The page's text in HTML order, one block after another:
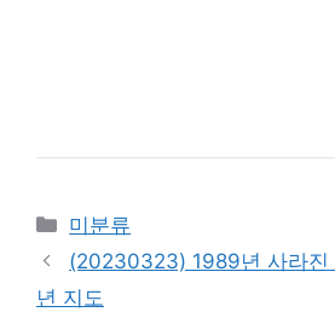
Categories
미분류
(20230323) 1989년 사라진
년 지도